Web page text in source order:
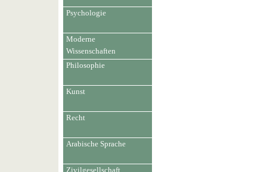
Psychologie
Moderne
Wissenschaften
Philosophie
Kunst
Recht
Arabische Sprache
Zivilgesellschaft